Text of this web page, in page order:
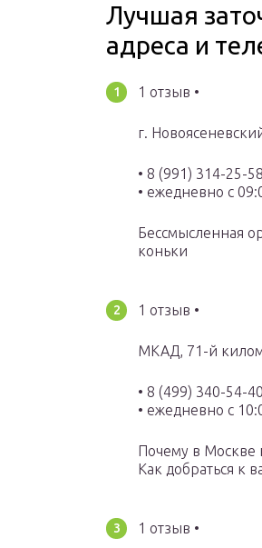
Лучшая
адреса и
1 отзыв •
г.
• 8 (991) 314-25-58
• ежедневно с
Бессмысленная
коньки
1 отзыв •
МКАД, 71-й
• 8 (499) 340-54-40
• ежедневно с
Почему в Москве
Как добраться к
1 отзыв •